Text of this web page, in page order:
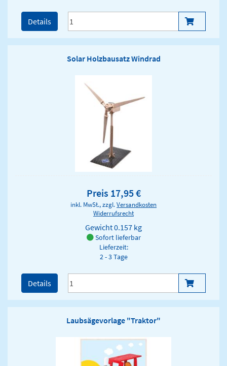
Details
Solar Holzbausatz Windrad
Preis 17,95 €
inkl. MwSt., zzgl.Versandkosten
Widerrufsrecht
Gewicht0.157 kg
Sofort lieferbar
Lieferzeit:
2 - 3 Tage
Details
Laubsägevorlage "Traktor"